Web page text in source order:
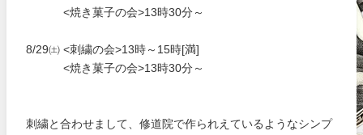
<焼き菓子の会>13時30分～
8/29㈯ <刺繍の会>13時～15時[満]
<焼き菓子の会>13時30分～
刺繍と合わせまして、修道院で作られえているようなシンプ